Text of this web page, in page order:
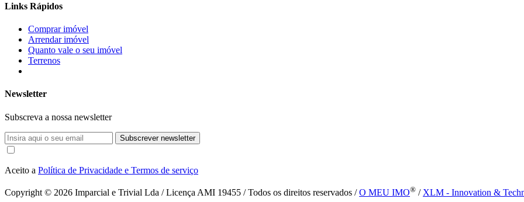
Links Rápidos
Comprar imóvel
Arrendar imóvel
Quanto vale o seu imóvel
Terrenos
Newsletter
Subscreva a nossa newsletter
Subscrever newsletter
Aceito a Política de Privacidade e Termos de serviço
Copyright © 2026 Imparcial e Trivial Lda / Licença AMI 19455 / Todos os direitos reservados /O MEU IMO® / XLM - Innovation &